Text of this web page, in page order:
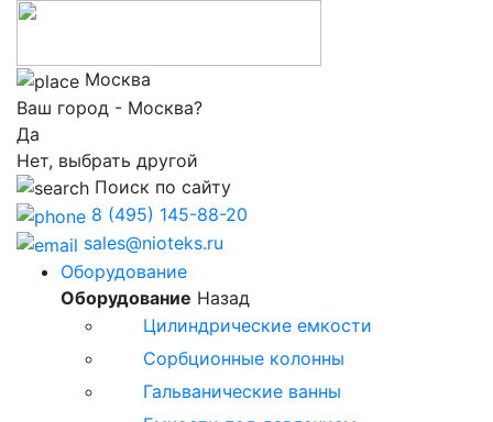
Москва
Ваш город - Москва?
Да
Нет, выбрать другой
Поиск по сайту
8 (495) 145-88-20
sales@nioteks.ru
Оборудование
Оборудование Назад
Цилиндрические емкости
Сорбционные колонны
Гальванические ванны